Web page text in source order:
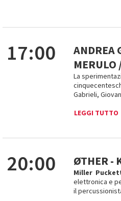
17:00
ANDREA
MERULO
La
Gabrieli,
LEGGI TUTTO
20:00 ØTHER -
Miller
elettronica e
il